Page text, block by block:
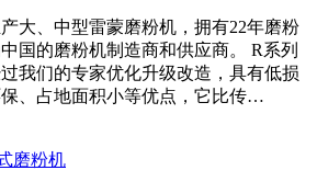
大、中型雷蒙磨粉机，拥有22年磨粉
国的磨粉机制造商和供应商。 R系列
我们的专家优化升级改造，具有低损
、占地面积小等优点，它比传…